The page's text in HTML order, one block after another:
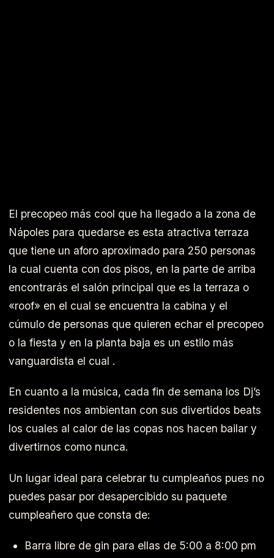
El precopeo más cool que ha llegado a la zona de
Nápoles para quedarse es esta atractiva terraza
que tiene un aforo aproximado para 250 personas
la cual cuenta con dos pisos, en la parte de arriba
encontrarás el salón principal que es la terraza o
«roof» en el cual se encuentra la cabina y el
cúmulo de personas que quieren echar el precopeo
o la fiesta y en la planta baja es un estilo más
vanguardista el cual .
En cuanto a la música, cada fin de semana los Dj’s
residentes nos ambientan con sus divertidos beats
los cuales al calor de las copas nos hacen bailar y
divertirnos como nunca.
Un lugar ideal para celebrar tu cumpleaños pues no
puedes pasar por desapercibido su paquete
cumpleañero que consta de:
Barra libre de gin para ellas de 5:00 a 8:00 pm